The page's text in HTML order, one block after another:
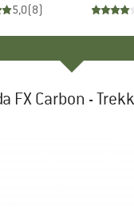
5,0(8)
FX Carbon -